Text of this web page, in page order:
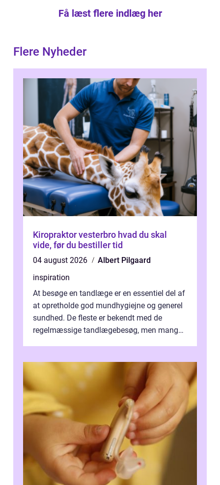
Få læst flere indlæg her
Flere Nyheder
Kiropraktor vesterbro hvad du skal
vide, før du bestiller tid
04 august 2026
Albert Pilgaard
inspiration
At besøge en tandlæge er en essentiel del af
at opretholde god mundhygiejne og generel
sundhed. De fleste er bekendt med de
regelmæssige tandlægebesøg, men mange